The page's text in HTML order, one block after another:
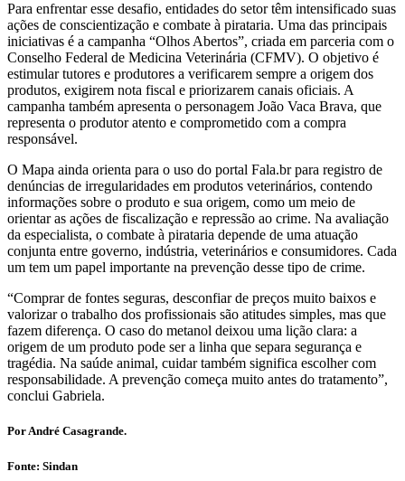
Para enfrentar esse desafio, entidades do setor têm intensificado suas
ações de conscientização e combate à pirataria. Uma das principais
iniciativas é a campanha “Olhos Abertos”, criada em parceria com o
Conselho Federal de Medicina Veterinária (CFMV). O objetivo é
estimular tutores e produtores a verificarem sempre a origem dos
produtos, exigirem nota fiscal e priorizarem canais oficiais. A
campanha também apresenta o personagem João Vaca Brava, que
representa o produtor atento e comprometido com a compra
responsável.
O Mapa ainda orienta para o uso do portal Fala.br para registro de
denúncias de irregularidades em produtos veterinários, contendo
informações sobre o produto e sua origem, como um meio de
orientar as ações de fiscalização e repressão ao crime. Na avaliação
da especialista, o combate à pirataria depende de uma atuação
conjunta entre governo, indústria, veterinários e consumidores. Cada
um tem um papel importante na prevenção desse tipo de crime.
“Comprar de fontes seguras, desconfiar de preços muito baixos e
valorizar o trabalho dos profissionais são atitudes simples, mas que
fazem diferença. O caso do metanol deixou uma lição clara: a
origem de um produto pode ser a linha que separa segurança e
tragédia. Na saúde animal, cuidar também significa escolher com
responsabilidade. A prevenção começa muito antes do tratamento”,
conclui Gabriela.
Por André Casagrande.
Fonte: Sindan